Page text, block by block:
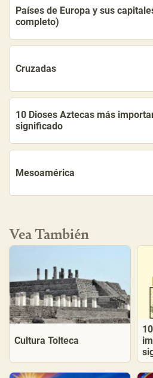
Países de Europa y sus
completo)
Cruzadas
10 Dioses Aztecas más
significado
Mesoamérica
Vea También
Cultura Tolteca